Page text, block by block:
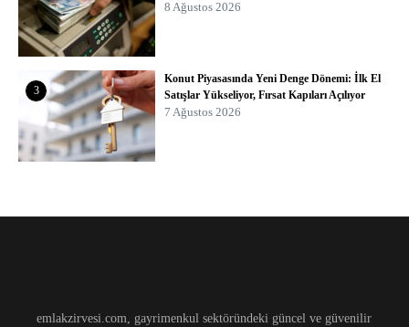
8 Ağustos 2026
3
Konut Piyasasında Yeni Denge Dönemi: İlk El
Satışlar Yükseliyor, Fırsat Kapıları Açılıyor
7 Ağustos 2026
emlakzirvesi.com, gayrimenkul sektöründeki güncel ve güvenilir